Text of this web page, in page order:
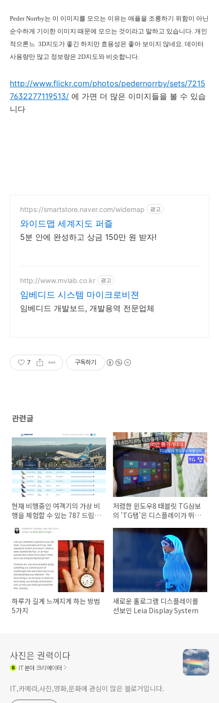
Peder Norrby는 이 이미지를 모으는 이유는 애플을 조롱하기 위함이 아닌
순수하게 기이한 이미지 때문에 모으는 것이라고 말하고 있습니다. 개인
적으론느 3D지도가 좋긴 하지만 효용성은 좋아 보이지 않네요. 데이터
사용량만 많고 정보량은 2D지도와 비슷합니다.
http://www.flickr.com/photos/pedernorrby/sets/7215
7632277119513/ 에 가면 더 많은 이미지들을 볼 수 있습
니다
https://smartstore.naver.com/widemap 광고
와이드맵 세계지도 퍼즐
5분 안에 완성하고 상금 150만 원 받자!
http://www.mvlab.co.kr 광고
임베디드 시스템 마이크로비젼
임베디드 개발보드, 개발용역 전문업체
7 구독하기
관련글
현재 비행중인 여객기의 가상 비
행을 체험할 수 있는 787 드림라
저렴한 윈도우8 태블릿 TG삼보
의 'TG탭'은 디스플레이가 뛰어
하루가 길게 느껴지게 하는 방법
5가지
새로운 홀로그램 디스플레이를
선보인 Leia Display System
사진은 권력이다
IT분야 크리에이터
IT,카메라,사진,영화,문화에 관심이 많은 블로거입니다.